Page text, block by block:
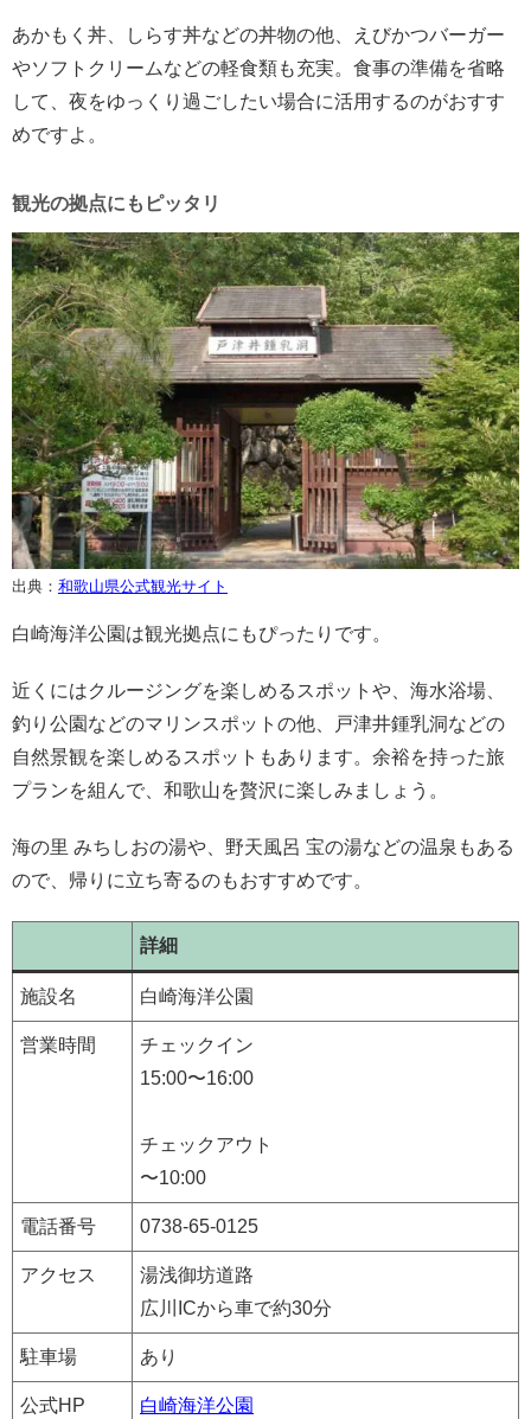
あかもく丼、しらす丼などの丼物の他、えびかつバーガー
やソフトクリームなどの軽食類も充実。食事の準備を省略
して、夜をゆっくり過ごしたい場合に活用するのがおすす
めですよ。
観光の拠点にもピッタリ
出典： 和歌山県公式観光サイト
白崎海洋公園は観光拠点にもぴったりです。
近くにはクルージングを楽しめるスポットや、海水浴場、
釣り公園などのマリンスポットの他、戸津井鍾乳洞などの
自然景観を楽しめるスポットもあります。余裕を持った旅
プランを組んで、和歌山を贅沢に楽しみましょう。
海の里 みちしおの湯や、野天風呂 宝の湯などの温泉もある
ので、帰りに立ち寄るのもおすすめです。
詳細
施設名 白崎海洋公園
営業時間
チェックイン
15:00〜16:00
チェックアウト
〜10:00
電話番号 ​0738-65-0125
アクセス
湯浅御坊道路
広川ICから車で約30分
駐車場 あり
公式HP 白崎海洋公園